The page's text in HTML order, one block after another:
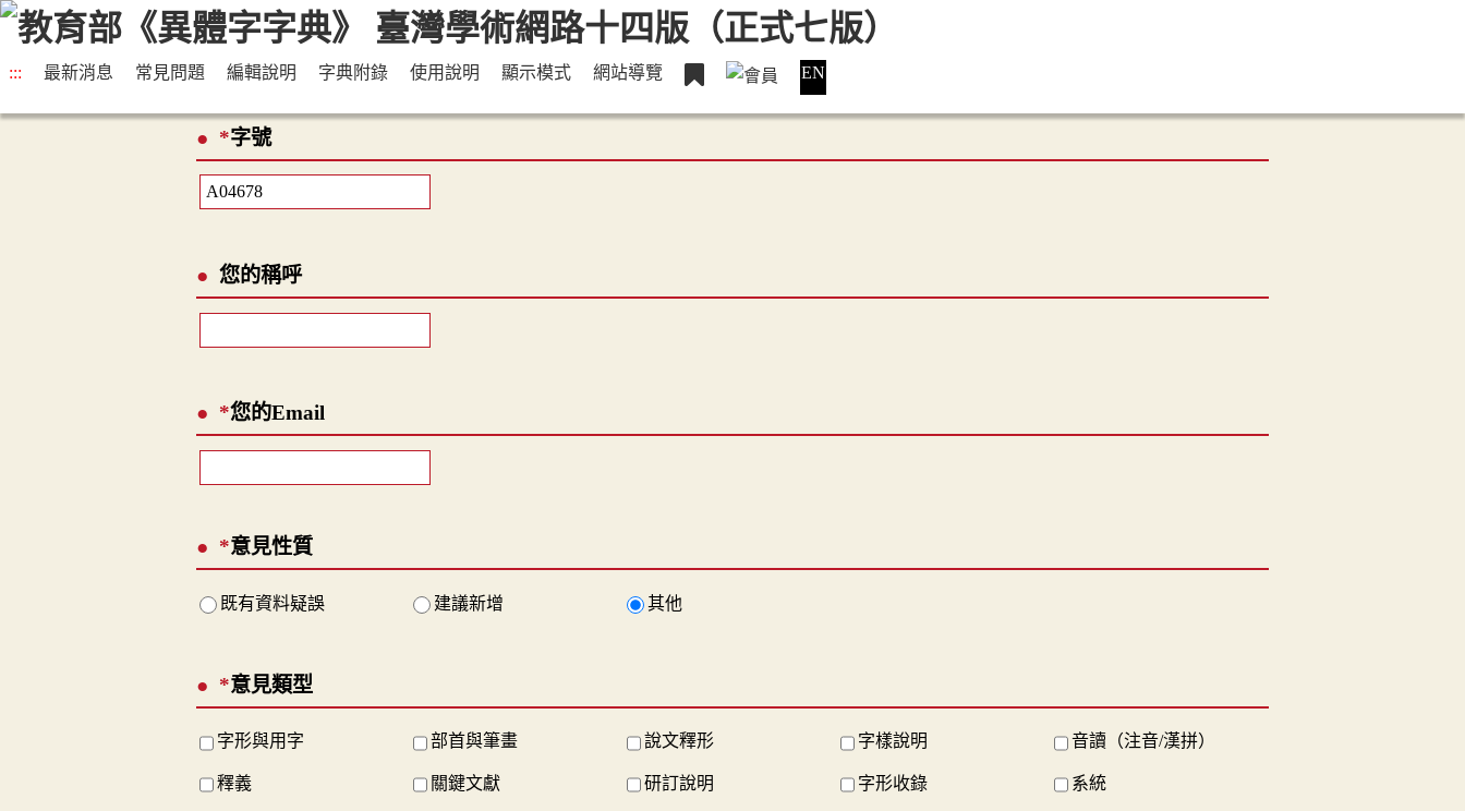
::: 最新消息 常見問題 編輯說明 字典附錄 使用說明 顯示模式 網站導覽 EN
*字號
您的稱呼
*您的Email
*意見性質
既有資料疑誤 建議新增 其他
*意見類型
字形與用字 部首與筆畫 說文釋形 字樣說明 音讀（注音/漢拼）
釋義 關鍵文獻 研訂說明 字形收錄 系統